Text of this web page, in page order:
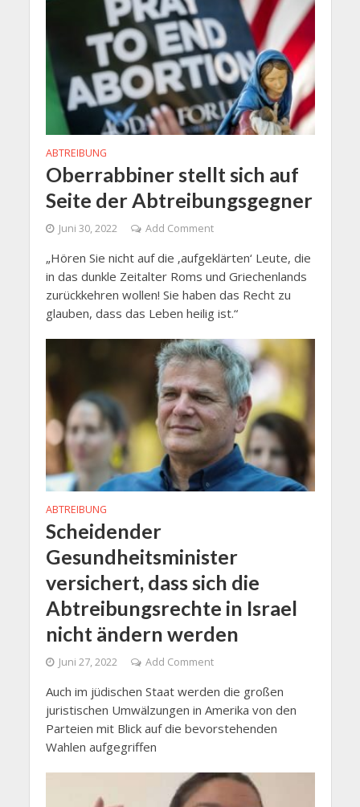
ABTREIBUNG
Oberrabbiner stellt sich auf
Seite der Abtreibungsgegner
Juni 30, 2022 Add Comment
„Hören Sie nicht auf die ‚aufgeklärten‘ Leute, die
in das dunkle Zeitalter Roms und Griechenlands
zurückkehren wollen! Sie haben das Recht zu
glauben, dass das Leben heilig ist.“
ABTREIBUNG
Scheidender
Gesundheitsminister
versichert, dass sich die
Abtreibungsrechte in Israel
nicht ändern werden
Juni 27, 2022 Add Comment
Auch im jüdischen Staat werden die großen
juristischen Umwälzungen in Amerika von den
Parteien mit Blick auf die bevorstehenden
Wahlen aufgegriffen